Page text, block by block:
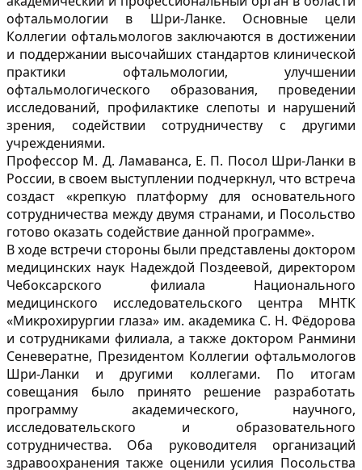
офтальмологии в Шри-Ланке. Основные цели
Коллегии офтальмологов заключаются в достижении
и поддержании высочайших стандартов клинической
практики офтальмологии, улучшении
офтальмологического образования, проведении
исследований, профилактике слепоты и нарушений
зрения, содействии сотрудничеству с другими
учреждениями.
Профессор М. Д. Ламаванса, Е. П. Посол Шри-Ланки в
России, в своем выступлении подчеркнул, что встреча
создаст «крепкую платформу для основательного
сотрудничества между двумя странами, и Посольство
готово оказать содействие данной программе».
В ходе встречи стороны были представлены доктором
медицинских наук Надеждой Поздеевой, директором
Чебоксарского филиала Национального
медицинского исследовательского центра МНТК
«Микрохирургии глаза» им. академика С. Н. Фёдорова
и сотрудниками филиала, а также доктором Ранмини
Сеневератне, Президентом Коллегии офтальмологов
Шри-Ланки и другими коллегами. По итогам
совещания было принято решение разработать
программу академического, научного,
исследовательского и образовательного
сотрудничества. Оба руководителя организаций
здравоохранения также оценили усилия Посольства